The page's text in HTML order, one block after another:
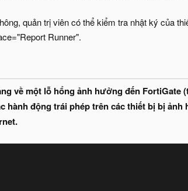
quản trị viên có thể kiểm tra nhật ký của
Runner".
về một lỗ hổng ảnh hưởng đến
hành động trái phép trên các thiết bị bị